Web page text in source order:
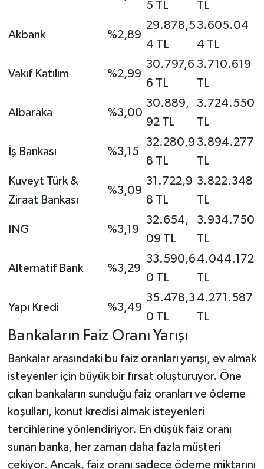
5 TL
TL
Akbank %2,89
29.878,5
4 TL
3.605.04
4 TL
Vakıf Katılım %2,99
30.797,6
6 TL
3.710.619
TL
Albaraka %3,00
30.889,
92 TL
3.724.550
TL
İş Bankası %3,15
32.280,9
8 TL
3.894.277
TL
Kuveyt Türk &
Ziraat Bankası
%3,09
31.722,9
8 TL
3.822.348
TL
ING %3,19
32.654,
09 TL
3.934.750
TL
Alternatif Bank %3,29
33.590,6
0 TL
4.044.172
TL
Yapı Kredi %3,49
35.478,3
0 TL
4.271.587
TL
Bankaların Faiz Oranı Yarışı
Bankalar arasındaki bu faiz oranları yarışı, ev almak
isteyenler için büyük bir fırsat oluşturuyor. Öne
çıkan bankaların sunduğu faiz oranları ve ödeme
koşulları, konut kredisi almak isteyenleri
tercihlerine yönlendiriyor. En düşük faiz oranı
sunan banka, her zaman daha fazla müşteri
çekiyor. Ancak, faiz oranı sadece ödeme miktarını